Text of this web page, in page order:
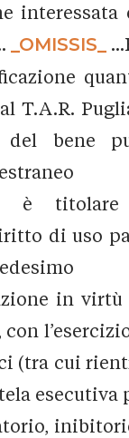
_OMISSIS_
T.A.R.
del bene
è
di uso
in
(tra cui
esecutiva